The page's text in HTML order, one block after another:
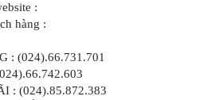
:
hàng :
: (024).66.731.701
: (024).85.872.383